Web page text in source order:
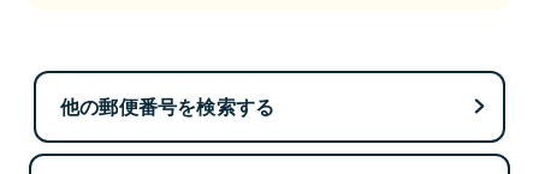
他の郵便番号を検索する